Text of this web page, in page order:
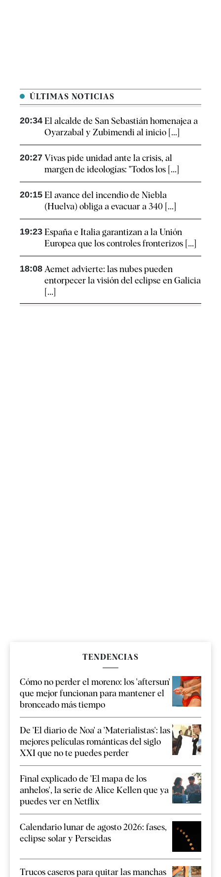
ÚLTIMAS NOTICIAS
20:34 El alcalde de San Sebastián homenajea a
Oyarzabal y Zubimendi al inicio [...]
20:27 Vivas pide unidad ante la crisis, al
margen de ideologías: "Todos los [...]
20:15 El avance del incendio de Niebla
(Huelva) obliga a evacuar a 340 [...]
19:23 España e Italia garantizan a la Unión
Europea que los controles fronterizos [...]
18:08 Aemet advierte: las nubes pueden
entorpecer la visión del eclipse en Galicia
[...]
TENDENCIAS
Cómo no perder el moreno: los 'aftersun'
que mejor funcionan para mantener el
bronceado más tiempo
De 'El diario de Noa' a 'Materialistas': las
mejores películas románticas del siglo
XXI que no te puedes perder
Final explicado de 'El mapa de los
anhelos', la serie de Alice Kellen que ya
puedes ver en Netflix
Calendario lunar de agosto 2026: fases,
eclipse solar y Perseidas
Trucos caseros para quitar las manchas